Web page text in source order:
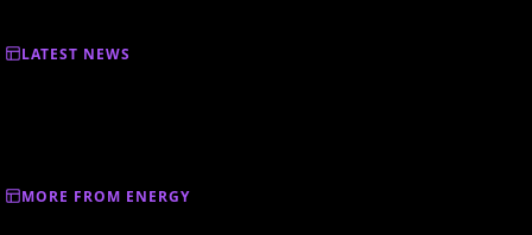
LATEST NEWS
MORE FROM ENERGY